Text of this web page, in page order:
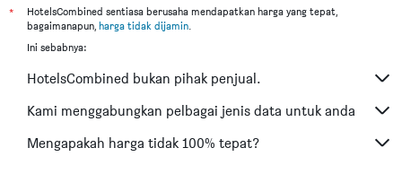
Hotel di Kuching
Hotel di Batu Feringgi
Hotel di Putrajaya
Hotel di Shah Alam
Hotel di Kota Bharu
*
HotelsCombined sentiasa berusaha mendapatkan harga yang tepat,
bagaimanapun, harga tidak dijamin.
Ini sebabnya:
HotelsCombined bukan pihak penjual.
Kami menggabungkan pelbagai jenis data untuk anda
Mengapakah harga tidak 100% tepat?